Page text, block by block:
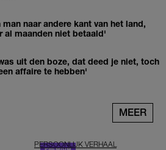
naar andere kant van het land,
al maanden niet betaald'
uit den boze, dat deed je niet, toch
affaire te hebben'
MEER
PERSOONLIJK VERHAAL